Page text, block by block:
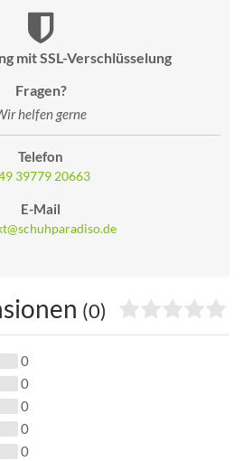
mit SSL-Verschlüsselung
Fragen?
helfen gerne
Telefon
39779 20663
E-Mail
(0)
0
0
0
0
0